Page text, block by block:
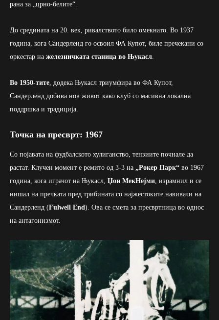
рана за „црно-белите“.
До средината на 20. век, ривалството било омекнато. Во 1937
година, кога Сандерленд го освоил ФА Купот, биле пречекани со
оркестар на железничката станица во Њукасл.
Во 1950-тите, додека Њукасл триумфира во ФА Купот,
Сандерленд добива нов живот како клуб со масивна локална
поддршка и традиција.
Точка на пресврт: 1967
Со појавата на фудбалското хулиганство, тензиите почнале да
растат. Клучен момент е ремито од 3-3 на „Рокер Парк“ во 1967
година, кога играчот на Њукасл, Џон МекНејми, израмнил и се
нишал на пречката пред трибината со најжестоките навивачи на
Сандерленд (Fulwell End). Ова се смета за пресвртница во однос
на антагонизмот.